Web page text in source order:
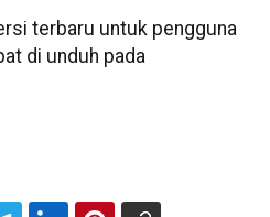
terbaru untuk pengguna
di unduh pada